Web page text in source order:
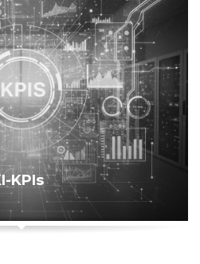
KPIs